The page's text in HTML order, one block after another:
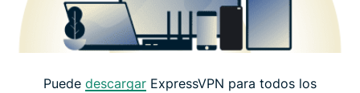
Puede descargar ExpressVPN para todos los